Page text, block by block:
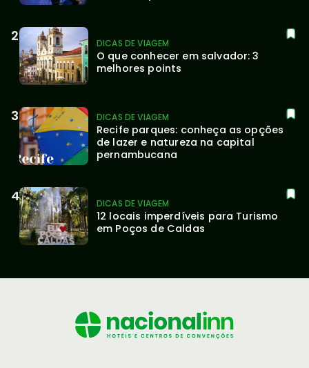
DICAS DE VIAGEM
O que conhecer em salvador: 3
melhores points
DICAS DE VIAGEM
Recife parques: conheça as opções
de lazer e natureza na capital
pernambucana
DICAS DE VIAGEM
12 locais imperdíveis para Turismo
em Poços de Caldas